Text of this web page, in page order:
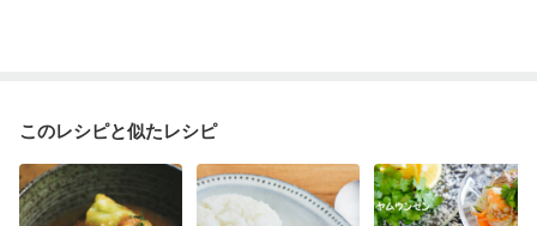
このレシピと似たレシピ